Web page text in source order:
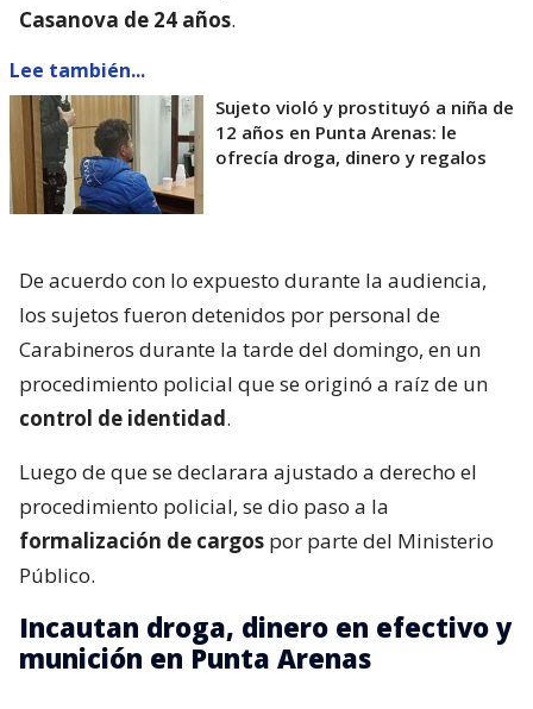
Casanova de 24 años.
Lee también...
Sujeto violó y prostituyó a niña de
12 años en Punta Arenas: le
ofrecía droga, dinero y regalos
De acuerdo con lo expuesto durante la audiencia,
los sujetos fueron detenidos por personal de
Carabineros durante la tarde del domingo, en un
procedimiento policial que se originó a raíz de un
control de identidad.
Luego de que se declarara ajustado a derecho el
procedimiento policial, se dio paso a la
formalización de cargos por parte del Ministerio
Público.
Incautan droga, dinero en efectivo y
munición en Punta Arenas